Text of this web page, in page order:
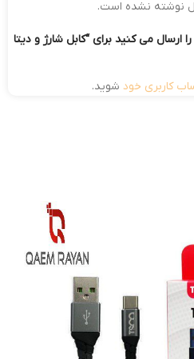
نوشته نشده است.
ارسال می کنید برای “کابل شارژ و دیتا
کاربری خود شوید.